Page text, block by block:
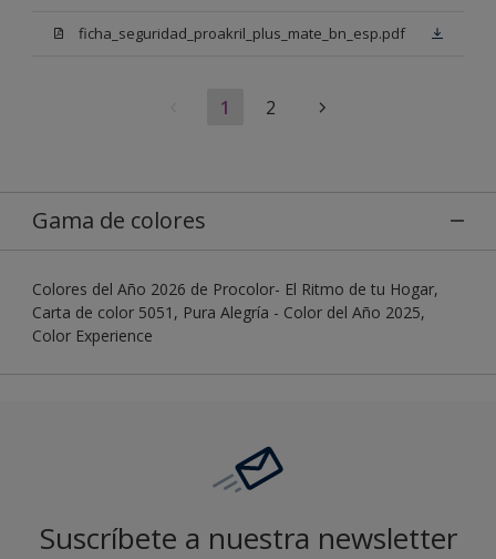
ficha_seguridad_proakril_plus_mate_bn_esp.pdf
1 2
Gama de colores
Colores del Año 2026 de Procolor- El Ritmo de tu Hogar,
Carta de color 5051, Pura Alegría - Color del Año 2025,
Color Experience
Suscríbete a nuestra newsletter